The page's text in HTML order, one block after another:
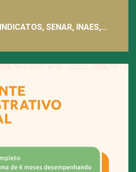
SENAR, INAES,